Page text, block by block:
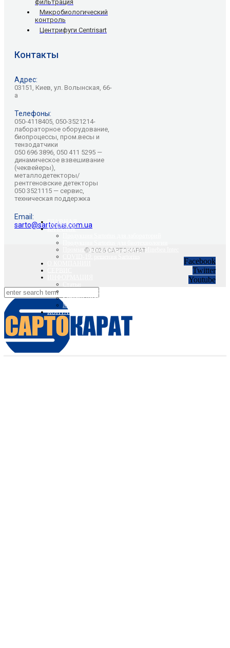
фильтрация
Микробиологический
контроль
Центрифуги Centrisart
Контакты
Адрес:
03151, Киев, ул. Волынская, 66-
а
Телефоны:
050-4118405, 050-3521214-
лабораторное оборудование,
биопроцессы, пром.весы и
тензодатчики
050 696 3896, 050 411 5295 —
динамическое взвешивание
(чеквейеры),
металлодетекторы/
рентгеновские детекторы
050 3521115 — сервис,
техническая поддержка
Email:
sarto@sartorius.com.ua
© 2026 САРТОКАРАТ
Facebook
Twitter
Youtube
ГЛАВНАЯ
КАТАЛОГ
Промышленное оборудование Minebea Intec
Вебинары Sartorius и Minebea Intec
Sartorius Видео
Minebea Intec Видео
КОНТАКТЫ